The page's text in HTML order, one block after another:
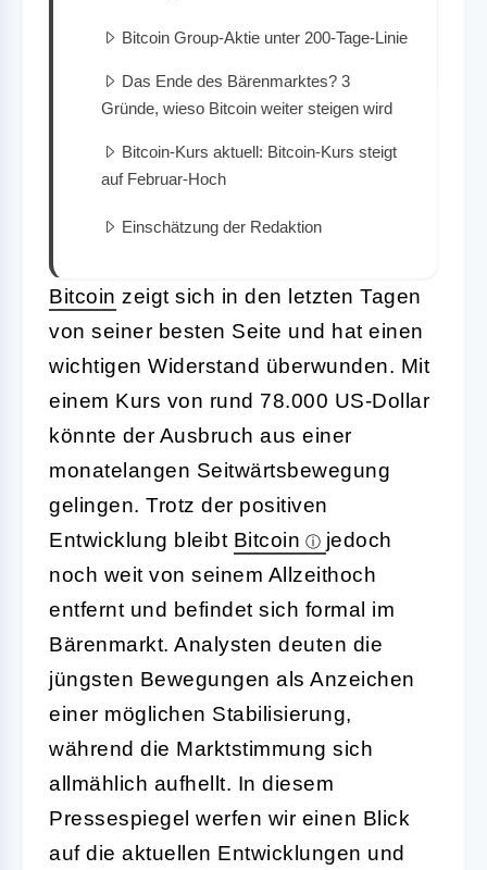
Bitcoin Group-Aktie unter 200-Tage-Linie
Das Ende des Bärenmarktes? 3
Gründe, wieso Bitcoin weiter steigen wird
Bitcoin-Kurs aktuell: Bitcoin-Kurs steigt
auf Februar-Hoch
Einschätzung der Redaktion
Bitcoin zeigt sich in den letzten Tagen
von seiner besten Seite und hat einen
wichtigen Widerstand überwunden. Mit
einem Kurs von rund 78.000 US-Dollar
könnte der Ausbruch aus einer
monatelangen Seitwärtsbewegung
gelingen. Trotz der positiven
Entwicklung bleibt Bitcoin
jedoch
noch weit von seinem Allzeithoch
entfernt und befindet sich formal im
Bärenmarkt. Analysten deuten die
jüngsten Bewegungen als Anzeichen
einer möglichen Stabilisierung,
während die Marktstimmung sich
allmählich aufhellt. In diesem
Pressespiegel werfen wir einen Blick
auf die aktuellen Entwicklungen und